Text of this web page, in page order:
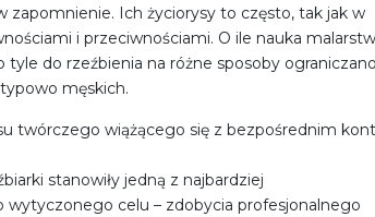
zapomnienie. Ich życiorysy to często, tak jak w
i przeciwnościami. O ile nauka
do rzeźbienia na różne sposoby
męskich.
twórczego wiążącego się z bezpośrednim
stanowiły jedną z najbardziej
celu – zdobycia profesjonalnego